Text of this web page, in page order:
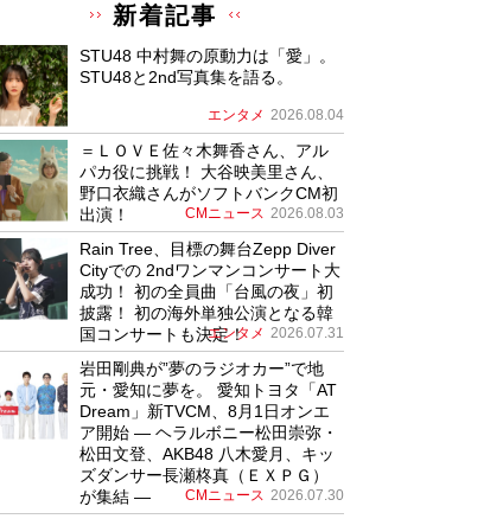
新着記事
STU48 中村舞の原動力は「愛」。
STU48と2nd写真集を語る。
エンタメ 2026.08.04
＝ＬＯＶＥ佐々木舞香さん、アル
パカ役に挑戦！ 大谷映美里さん、
野口衣織さんがソフトバンクCM初
出演！
CMニュース 2026.08.03
Rain Tree、目標の舞台Zepp Diver
Cityでの 2ndワンマンコンサート大
成功！ 初の全員曲「台風の夜」初
披露！ 初の海外単独公演となる韓
国コンサートも決定！
エンタメ 2026.07.31
岩田剛典が”夢のラジオカー”で地
元・愛知に夢を。 愛知トヨタ「AT
Dream」新TVCM、8月1日オンエ
ア開始 ― ヘラルボニー松田崇弥・
松田文登、AKB48 八木愛月、キッ
ズダンサー長瀬柊真（ＥＸＰＧ）
が集結 ―
CMニュース 2026.07.30